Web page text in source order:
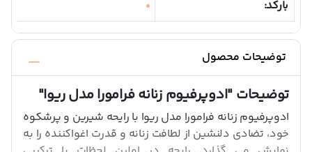
بارکد:
توضیحات محصول
توضیحات"ادوپرفیوم زنانه فرامورا مدل ریوا"
ادوپرفیوم زنانه فرامورا مدل ریوا با رایحه شیرین و پرشکوه
خود، تضادی دلنشین از لطافت زنانه و قدرت اغواکننده را به